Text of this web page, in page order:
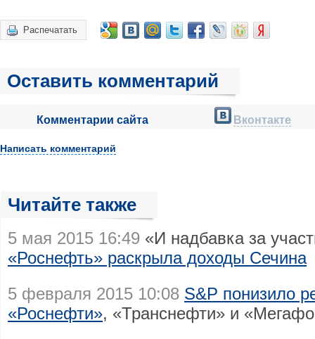
Распечатать
Оставить комментарий
Комментарии сайта Вконтакте
Написать комментарий
Читайте также
5 мая 2015 16:49 «И надбавка за
«Роснефть» раскрыла доходы Сечина
5 февраля 2015 10:08 S&P понизило
«Роснефти», «Транснефти» и